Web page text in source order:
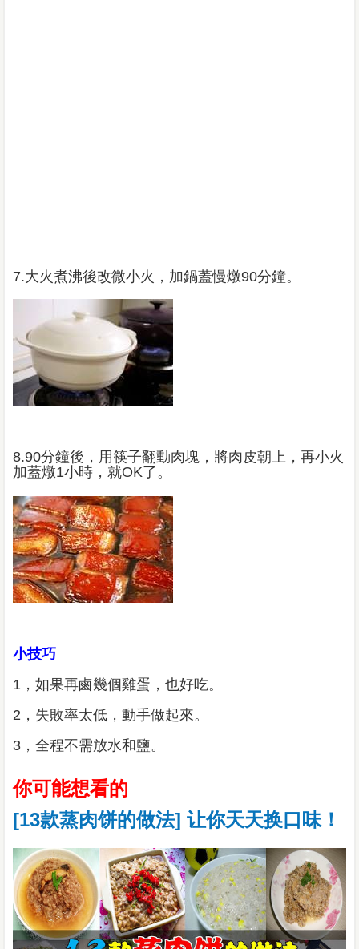
7.大火煮沸後改微小火，加鍋蓋慢燉90分鐘。
8.90分鐘後，用筷子翻動肉塊，將肉皮朝上，再小火
加蓋燉1小時，就OK了。
小技巧
1，如果再鹵幾個雞蛋，也好吃。
2，失敗率太低，動手做起來。
3，全程不需放水和鹽。
你可能想看的
[13款蒸肉饼的做法] 让你天天换口味！